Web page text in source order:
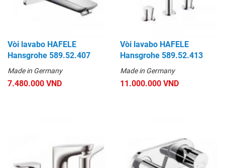
Vòi lavabo HAFELE
Hansgrohe 589.52.407
Made in Germany
7.480.000 VND
Vòi lavabo HAFELE
Hansgrohe 589.52.413
Made in Germany
11.000.000 VND